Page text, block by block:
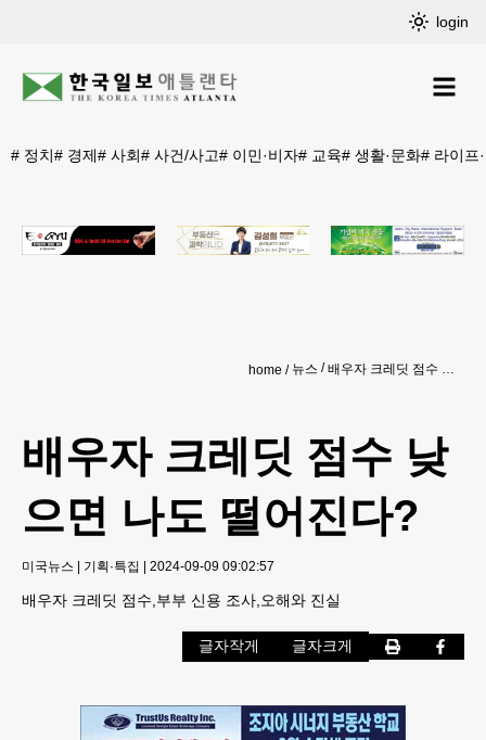
login
# 정치# 경제# 사회# 사건/사고# 이민·비자# 교육# 생활·문화# 라이프
home 뉴스 배우자 크레딧 점수 낮으면 나도 떨어진다?
배우자 크레딧 점수 낮
으면 나도 떨어진다?
미국뉴스 | 기획·특집 | 2024-09-09 09:02:57
배우자 크레딧 점수,부부 신용 조사,오해와 진실
글자작게 글자크게